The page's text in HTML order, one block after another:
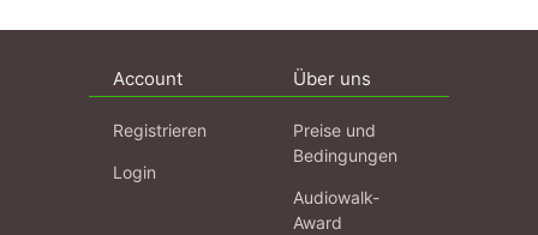
Account
Registrieren
Login
Über uns
Preise und
Bedingungen
Audiowalk-
Award